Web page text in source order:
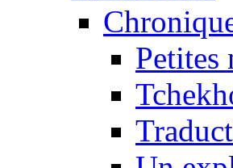
Petites